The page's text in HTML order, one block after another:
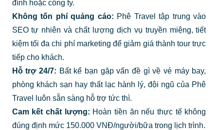
đình hoặc công ty.
Không tốn phí quảng cáo: Phê Travel tập trung vào
SEO tự nhiên và chất lượng dịch vụ truyền miệng, tiết
kiệm tối đa chi phí marketing để giảm giá thành tour trực
tiếp cho khách.
Hỗ trợ 24/7: Bất kể bạn gặp vấn đề gì về vé máy bay,
phòng khách sạn hay thất lạc hành lý, đội ngũ của Phê
Travel luôn sẵn sàng hỗ trợ tức thì.
Cam kết chất lượng: Hoàn tiền ăn nếu thực tế không
đúng định mức 150.000 VNĐ/người/bữa trong lịch trình.